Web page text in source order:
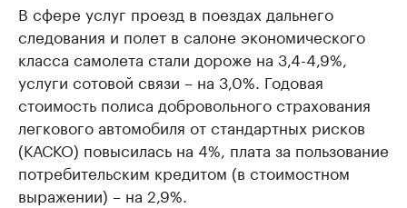
В сфере услуг проезд в поездах дальнего
следования и полет в салоне экономического
класса самолета стали дороже на 3,4-4,9%,
услуги сотовой связи – на 3,0%. Годовая
стоимость полиса добровольного страхования
легкового автомобиля от стандартных рисков
(КАСКО) повысилась на 4%, плата за пользование
потребительским кредитом (в стоимостном
выражении) – на 2,9%.